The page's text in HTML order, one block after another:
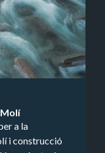
a la
i construcció